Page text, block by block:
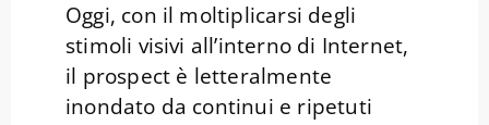
Oggi, con il moltiplicarsi degli
stimoli visivi all’interno di Internet,
il prospect è letteralmente
inondato da continui e ripetuti